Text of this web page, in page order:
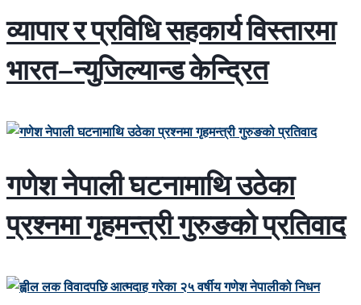
व्यापार र प्रविधि सहकार्य विस्तारमा
भारत–न्युजिल्यान्ड केन्द्रित
गणेश नेपाली घटनामाथि उठेका
प्रश्नमा गृहमन्त्री गुरुङको प्रतिवाद